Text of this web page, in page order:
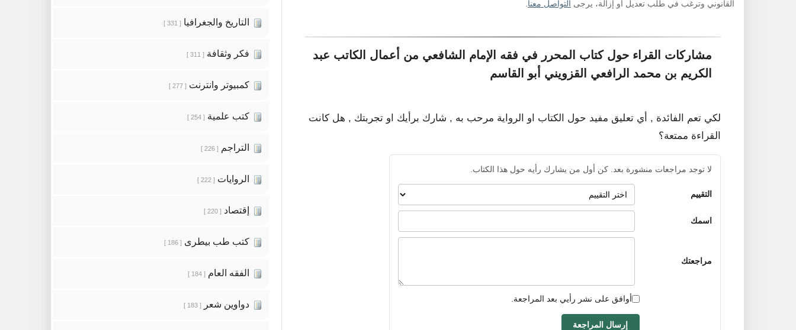
القانوني وترغب في طلب تعديل أو إزالة، يرجى التواصل معنا
مشاركات القراء حول كتاب المحرر في فقه الإمام الشافعي من أعمال الكاتب عبد
الكريم بن محمد الرافعي القزويني أبو القاسم
لكي تعم الفائدة , أي تعليق مفيد حول الكتاب او الرواية مرحب به , شارك برأيك او تجربتك , هل كانت
القراءة ممتعة؟
لا توجد مراجعات منشورة بعد. كن أول من يشارك رأيه حول هذا الكتاب.
التقييم
اسمك
مراجعتك
أوافق على نشر رأيي بعد المراجعة.
إرسال المراجعة
التاريخ والجغرافيا [ 331 ]
فكر وثقافة [ 311 ]
كمبيوتر وانترنت [ 277 ]
كتب علمية [ 254 ]
التراجم [ 226 ]
الروايات [ 222 ]
إقتصاد [ 220 ]
كتب طب بيطرى [ 186 ]
الفقه العام [ 184 ]
دواوين شعر [ 183 ]